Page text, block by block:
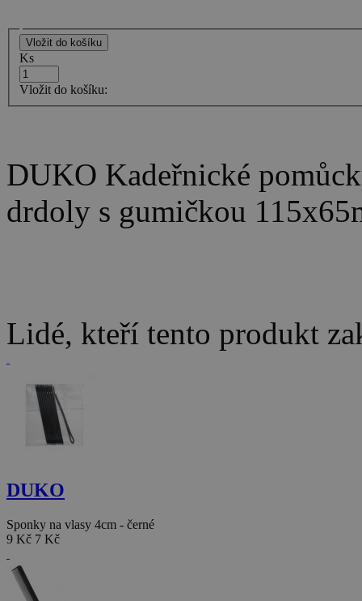
Ks
Vložit do košíku:
DUKO Kadeřnické
drdoly s gumičkou
Lidé, kteří tento produkt
DUKO
Sponky na vlasy 4cm - černé
9 Kč 7 Kč